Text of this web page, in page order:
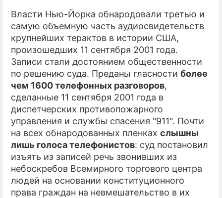
ЭКОНОМИКА
ПРОИСШЕСТВИЯ
СОННИК
СТИЛЬ ЖИЗНИ
СЕРИАЛЫ
ИГРЫ
ПРЕСС-РЕЛИЗЫ
О ПРОЕКТЕ
Власти Нью-Йорка обнародовали третью и
самую объемную часть аудиосвидетельств
крупнейших терактов в истории США,
произошедших 11 сентября 2001 года.
Записи стали достоянием общественности
по решению суда. Преданы гласности более
чем 1600 телефонных разговоров,
сделанные 11 сентября 2001 года в
диспетчерских противопожарного
управления и службы спасения "911". Почти
на всех обнародованных пленках слышны
лишь голоса телефонистов: суд постановил
изъять из записей речь звонивших из
небоскребов Всемирного торгового центра
людей на основании конституционного
права граждан на невмешательство в их